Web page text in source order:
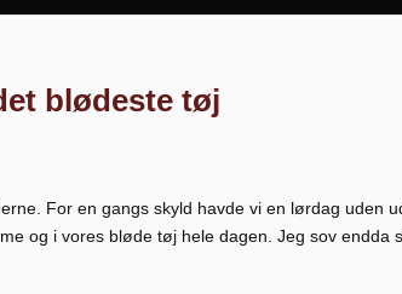
blødeste tøj
For en gangs skyld havde vi en lørdag uden
og i vores bløde tøj hele dagen. Jeg sov endda